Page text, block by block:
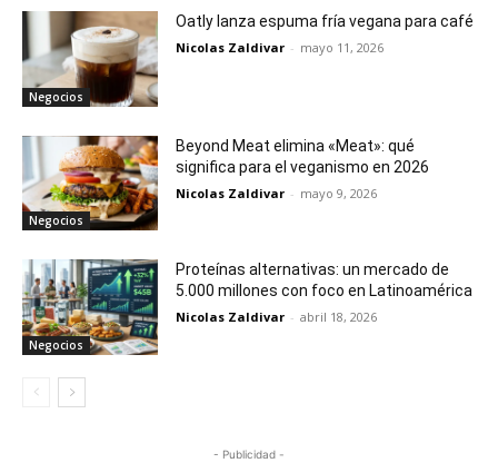
Negocios
Oatly lanza espuma fría vegana para café
Nicolas Zaldivar - mayo 11, 2026
Negocios
Beyond Meat elimina «Meat»: qué
significa para el veganismo en 2026
Nicolas Zaldivar - mayo 9, 2026
Negocios
Proteínas alternativas: un mercado de
5.000 millones con foco en Latinoamérica
Nicolas Zaldivar - abril 18, 2026
- Publicidad -